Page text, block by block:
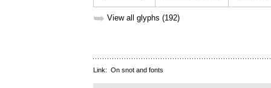
➥ View all glyphs (192)
Link: On snot and fonts